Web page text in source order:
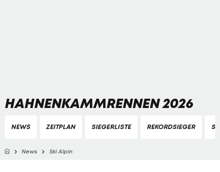
HAHNENKAMMRENNEN 2026
NEWS ZEITPLAN SIEGERLISTE REKORDSIEGER
News Ski Alpin